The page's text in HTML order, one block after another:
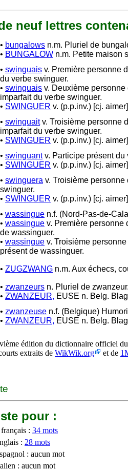
neuf lettres
• bungalows n.m. Pluriel de
• BUNGALOW n.m. Petite maison
• swinguais v. Première personne
du verbe swinguer.
• swinguais v. Deuxième
imparfait du verbe swinguer.
• SWINGUER v. (p.p.inv.) [cj.
• swinguaitv. Troisième personne
imparfait du verbe swinguer.
• SWINGUER v. (p.p.inv.) [cj.
• swinguantv. Participe présent du
• SWINGUER v. (p.p.inv.) [cj.
• swinguera v. Troisième
swinguer.
• SWINGUER v. (p.p.inv.) [cj.
• wassingue n.f. (Nord-Pas-de-
• wassingue v. Première personne
de wassinguer.
• wassingue v. Troisième
présent de wassinguer.
• ZUGZWANG n.m. Aux échecs,
• zwanzeurs n. Pluriel de zwanzeur.
• ZWANZEUR, EUSE n. Belg.
• zwanzeuse n.f. (Belgique)
• ZWANZEUR, EUSE n. Belg.
édition du dictionnaire officiel
extraits de WikWik.org et de
pour :
: 34 mots
: 28 mots
: aucun mot
: aucun mot